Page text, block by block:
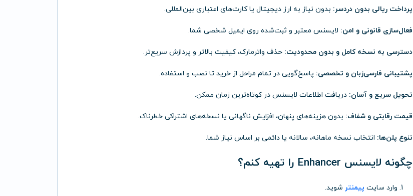
پرداخت ریالی بدون دردسر: بدون نیاز به ارز دیجیتال یا کارت‌های اعتباری بین‌المللی.
فعال‌سازی قانونی و امن: لایسنس معتبر و ثبت‌شده روی ایمیل شخصی شما.
دسترسی به نسخه کامل و بدون محدودیت: حذف واترمارک، کیفیت بالاتر و پردازش سریع‌تر.
پشتیبانی فارسی‌زبان و تخصصی: پاسخ‌گویی در تمام مراحل از خرید تا نصب و استفاده.
تحویل سریع و آسان: دریافت اطلاعات لایسنس در کوتاه‌ترین زمان ممکن.
قیمت رقابتی و شفاف: بدون هزینه‌های پنهان، افزایش ناگهانی یا نسخه‌های اشتراکی خطرناک.
تنوع پلن‌ها: انتخاب نسخه ماهانه، سالانه یا دائمی بر اساس نیاز شما.
چگونه لایسنس Enhancer را تهیه کنم؟
وارد سایت پیمنتر شوید.